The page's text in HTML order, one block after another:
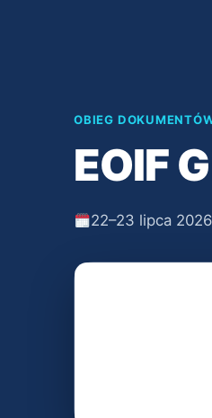
OBIEG
EOIF
22–23 lipca 2026